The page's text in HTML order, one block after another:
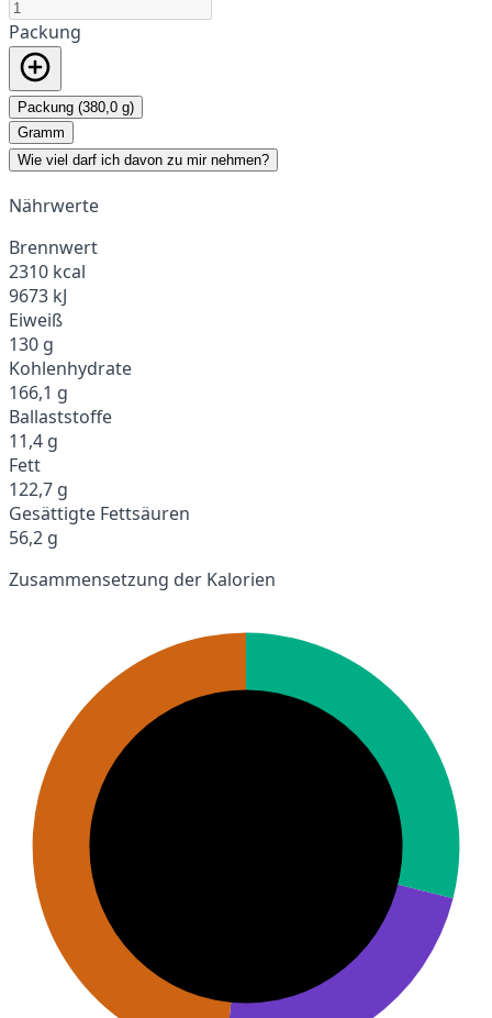
Packung
Packung (380,0 g)
Gramm
Wie viel darf ich davon zu mir nehmen?
Nährwerte
Brennwert
2310 kcal
9673 kJ
Eiweiß
130 g
Kohlenhydrate
166,1 g
Ballaststoffe
11,4 g
Fett
122,7 g
Gesättigte Fettsäuren
56,2 g
Zusammensetzung der Kalorien